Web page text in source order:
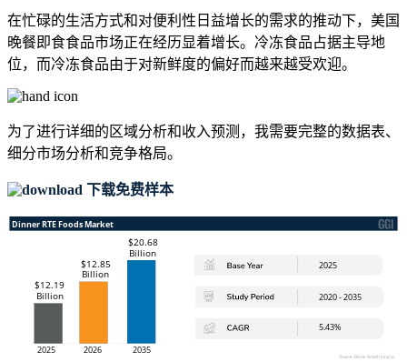
在忙碌的生活方式和对便利性日益增长的需求的推动下，美国
晚餐即食食品市场正在经历显着增长。冷冻食品占据主导地
位，而冷冻食品由于对新鲜度的偏好而越来越受欢迎。
为了进行详细的区域分析和收入预测，我需要完整的数据表、
细分市场分析和竞争格局。
下载免费样本